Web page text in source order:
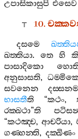
උපාසිකාසුපි එසෙව
10.
දසමෙ
ඛත‍්තියා. තෙ හි
පාසාදිකො
අනුසාසති,
සවනෙන
භාසතීති “කථං,
රක‍්ඛථා”ති
“කථඤ‍්ච, ආචරියා,
ගණ‍්හන‍්ති, දක‍්ඛිණං